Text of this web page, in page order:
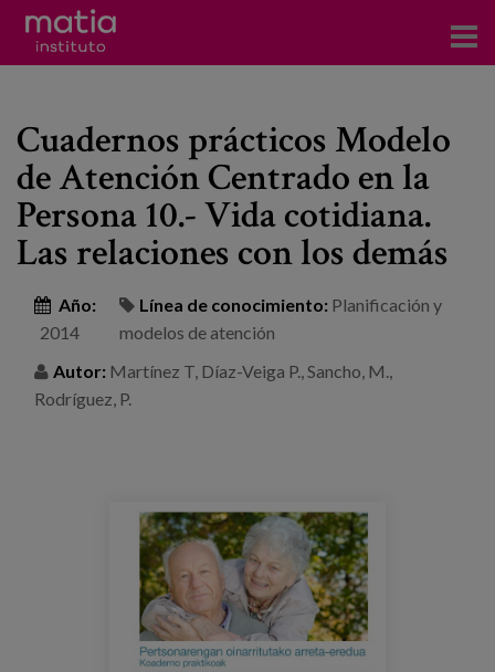
Investigación
Publicaciones
Participación en foros
Formación
Eventos
Trabaja con nosotros
Canal de denuncias
Cuadernos prácticos Modelo
de Atención Centrado en la
Persona 10.- Vida cotidiana.
Las relaciones con los demás
Año:
2014
Línea de conocimiento: Planificación y
modelos de atención
Autor: Martínez T, Díaz-Veiga P., Sancho, M.,
Rodríguez, P.